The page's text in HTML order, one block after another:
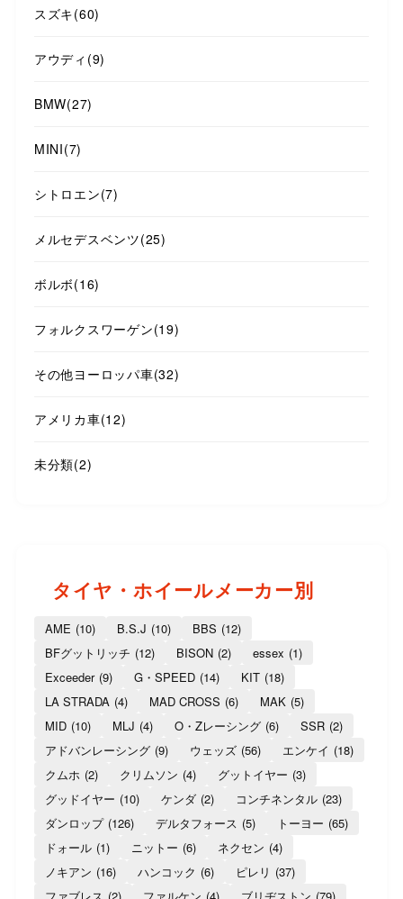
スズキ(60)
アウディ (9)
BMW(27)
MINI(7)
シトロエン(7)
メルセデスベンツ(25)
ボルボ(16)
フォルクスワーゲン(19)
その他ヨーロッパ車(32)
アメリカ車(12)
未分類(2)
タイヤ・ホイールメーカー別
AME (10) B.S.J (10) BBS (12)
BFグットリッチ (12) BISON (2) essex (1)
Exceeder (9) G・SPEED (14) KIT (18)
LA STRADA (4) MAD CROSS (6) MAK (5)
MID (10) MLJ (4) O・Zレーシング (6) SSR (2)
アドバンレーシング (9) ウェッズ (56) エンケイ (18)
クムホ (2) クリムソン (4) グットイヤー (3)
グッドイヤー (10) ケンダ (2) コンチネンタル (23)
ダンロップ (126) デルタフォース (5) トーヨー (65)
ドォール (1) ニットー (6) ネクセン (4)
ノキアン (16) ハンコック (6) ピレリ (37)
ファブレス (2) ファルケン (4) ブリヂストン (79)